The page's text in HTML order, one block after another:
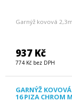
Garnýž kovová
937 Kč
774 Kč bez DPH
GARNÝŽ
16 PIZA CHROM